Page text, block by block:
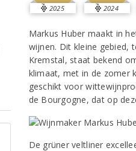
2025
2024
Markus Huber maakt in
wijnen. Dit kleine gebied,
Kremstal, staat bekend
klimaat, met in de zomer
geschikt voor
de Bourgogne, dat op
De grüner veltliner